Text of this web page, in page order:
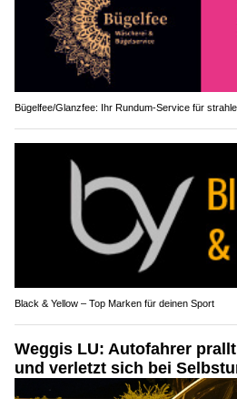
Bügelfee/Glanzfee: Ihr Rundum-Service für
Black & Yellow – Top Marken für deinen Sport
Weggis LU: Autofahrer
und verletzt sich bei